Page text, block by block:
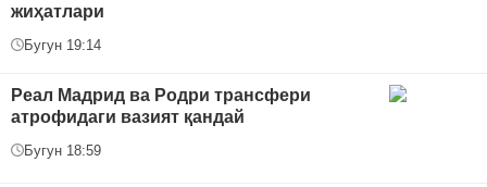
жиҳатлари
Бугун 19:14
Реал Мадрид ва Родри трансфери
атрофидаги вазият қандай
Бугун 18:59